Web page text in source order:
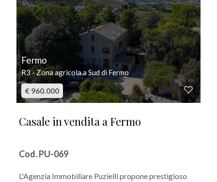
Fermo
R3 - Zona agricola a Sud di Fermo
€ 960.000
Casale in vendita a Fermo
Cod. PU-069
L'Agenzia Immobiliare Puzielli propone prestigioso